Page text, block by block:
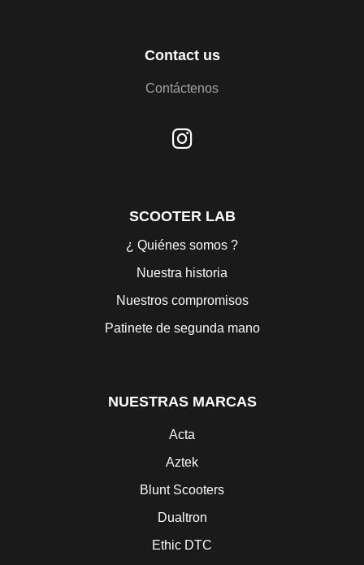
Contact us
Contáctenos
SCOOTER LAB
¿ Quiénes somos ?
Nuestra historia
Nuestros compromisos
Patinete de segunda mano
NUESTRAS MARCAS
Acta
Aztek
Blunt Scooters
Dualtron
Ethic DTC